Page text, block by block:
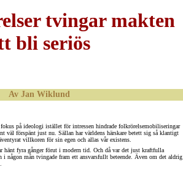
tvingar makten
bli seriös
Av Jan Wiklund
på ideologi istället för intressen hindrade folkrörelsemobiliseringar
väl förspänt just nu. Sällan har världens härskare betett sig så klantigt
villkoren för sin egen och allas vår existens.
hänt fyra gånger förut i modern tid. Och då var det just kraftfulla
någon mån tvingade fram ett ansvarsfullt beteende. Även om det aldrig